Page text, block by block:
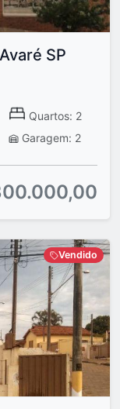
SP
Quartos: 2
Garagem: 2
Vendido